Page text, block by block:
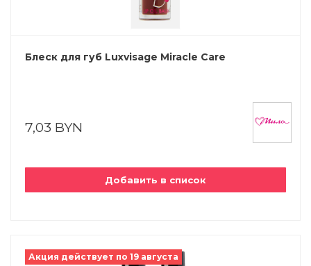
Блеск для губ Luxvisage Miracle Care
7,03 BYN
Добавить в список
Акция действует по 19 августа